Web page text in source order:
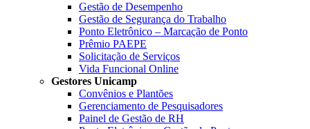
Gestão de Desempenho
Gestão de Segurança do Trabalho
Ponto Eletrônico – Marcação de Ponto
Prêmio PAEPE
Solicitação de Serviços
Vida Funcional Online
Gestores Unicamp
Convênios e Plantões
Gerenciamento de Pesquisadores
Painel de Gestão de RH